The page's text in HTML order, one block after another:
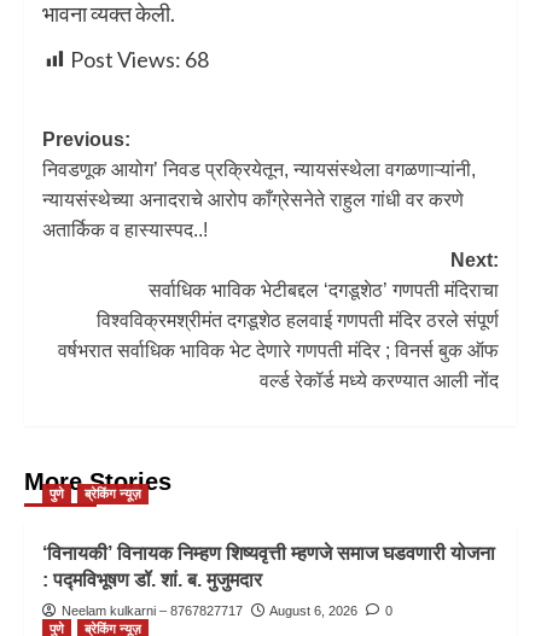
भावना व्यक्त केली.
Post Views: 68
Previous:
निवडणूक आयोग’ निवड प्रक्रियेतून, न्यायसंस्थेला वगळणाऱ्यांनी,
न्यायसंस्थेच्या अनादराचे आरोप काँग्रेसनेते राहुल गांधी वर करणे
अतार्किक व हास्यास्पद..!
Next:
सर्वाधिक भाविक भेटीबद्दल ‘दगडूशेठ’ गणपती मंदिराचा
विश्वविक्रमश्रीमंत दगडूशेठ हलवाई गणपती मंदिर ठरले संपूर्ण
वर्षभरात सर्वाधिक भाविक भेट देणारे गणपती मंदिर ; विनर्स बुक ऑफ
वर्ल्ड रेकॉर्ड मध्ये करण्यात आली नोंद
More Stories
पुणे ब्रेकिंग न्यूज़
‘विनायकी’ विनायक निम्हण शिष्यवृत्ती म्हणजे समाज घडवणारी योजना
: पद्मविभूषण डॉ. शां. ब. मुजुमदार
Neelam kulkarni – 8767827717 August 6, 2026
0
पुणे
ब्रेकिंग न्यूज़